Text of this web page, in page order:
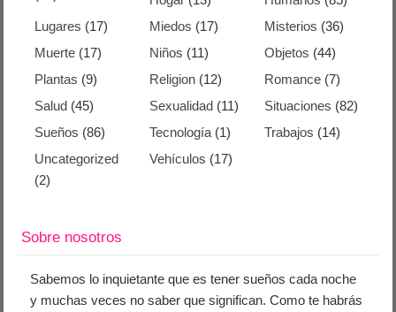
Lugares (17) Miedos (17) Misterios (36)
Muerte (17) Niños (11) Objetos (44)
Plantas (9) Religion (12) Romance(7)
Salud (45) Sexualidad (11) Situaciones (82)
Sueños (86) Tecnología (1) Trabajos (14)
Uncategorized
(2)
Vehículos (17)
Sobre nosotros
Sabemos lo inquietante que es tener sueños cada noche
y muchas veces no saber que significan. Como te habrás